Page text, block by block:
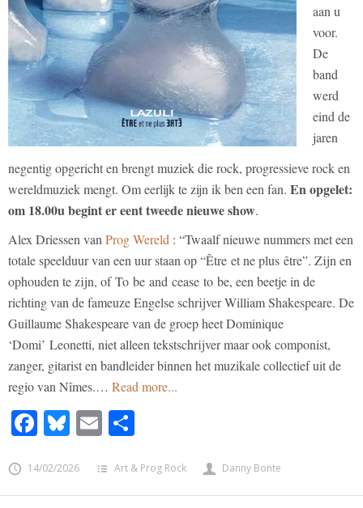
aan u
voor.
De
band
werd
eind de
jaren
negentig opgericht en brengt muziek die rock, progressieve rock en
wereldmuziek mengt. Om eerlijk te zijn ik ben een fan. En opgelet:
om 18.00u begint er eent tweede nieuwe show.
Alex Driessen van Prog Wereld : “Twaalf nieuwe nummers met een
totale speelduur van een uur staan op “Être et ne plus être”. Zijn en
ophouden te zijn, ofTo be and cease to be, een beetje in de
richting van de fameuze Engelse schrijver William Shakespeare. De
Guillaume Shakespeare van de groep heet Dominique
‘Domi’ Leonetti, niet alleen tekstschrijver maar ook componist,
zanger, gitarist en bandleider binnen het muzikale collectief uit de
regio van Nîmes.… Read more...
Facebook
Bluesky
Email
14/02/2026 Art & Prog Rock Danny Bonte